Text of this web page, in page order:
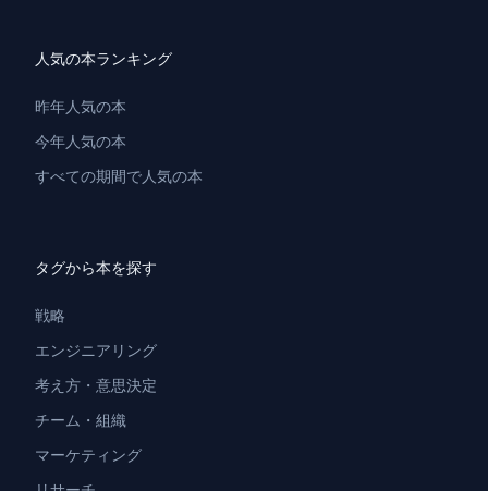
人気の本ランキング
昨年人気の本
今年人気の本
すべての期間で人気の本
タグから本を探す
戦略
エンジニアリング
考え方・意思決定
チーム・組織
マーケティング